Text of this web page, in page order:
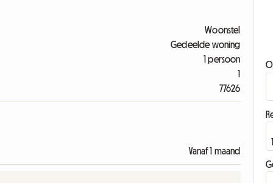
Woonstel
Gedeelde woning
1 persoon
1
77626
Vanaf 1 maand